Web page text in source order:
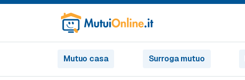
Mutuo casa Surroga mutuo